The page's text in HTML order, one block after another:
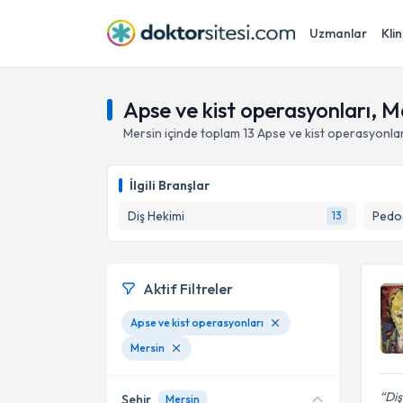
Uzmanlar
Apse ve kist operasyonları,
Mersin içinde toplam 13 Apse ve kist
İlgili Branşlar
Diş Hekimi
13
Aktif Filtreler
Apse ve kist operasyonları
Mersin
Şehir Mersin